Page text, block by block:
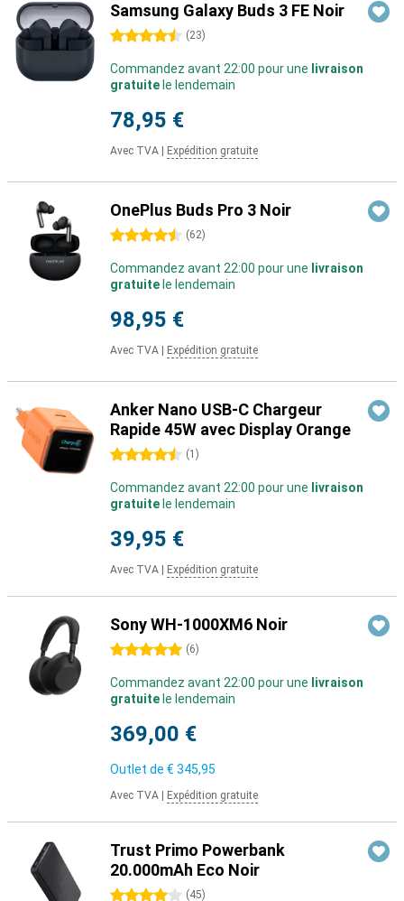
Samsung Galaxy Buds 3 FE Noir
4.5 étoiles (23)
Commandez avant 22:00 pour une livraison
gratuite le lendemain
78,95 €
Avec TVA Expédition gratuite
OnePlus Buds Pro 3 Noir
4.5 étoiles (62)
Commandez avant 22:00 pour une livraison
gratuite le lendemain
98,95 €
Avec TVA Expédition gratuite
Anker Nano USB-C Chargeur
Rapide 45W avec Display Orange
4.5 étoiles (1 )
Commandez avant 22:00 pour une livraison
gratuite le lendemain
39,95 €
Avec TVA Expédition gratuite
Sony WH-1000XM6 Noir
5 étoiles (6)
Commandez avant 22:00 pour une livraison
gratuite le lendemain
369,00 €
Outlet de € 345,95
Avec TVA Expédition gratuite
Trust Primo Powerbank
20.000mAh Eco Noir
4 étoiles (45)